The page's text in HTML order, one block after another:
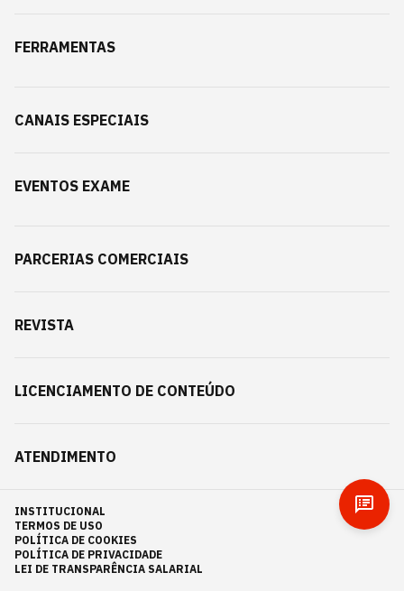
FERRAMENTAS
CANAIS ESPECIAIS
EVENTOS EXAME
PARCERIAS COMERCIAIS
REVISTA
LICENCIAMENTO DE CONTEÚDO
ATENDIMENTO
INSTITUCIONAL
TERMOS DE USO
POLÍTICA DE COOKIES
POLÍTICA DE PRIVACIDADE
LEI DE TRANSPARÊNCIA SALARIAL